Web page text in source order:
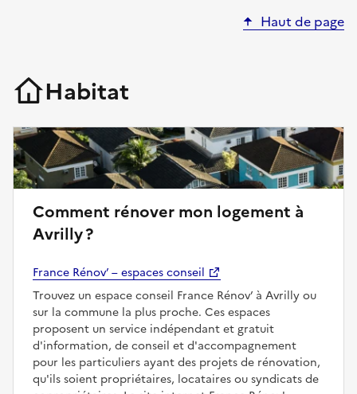
Haut de page
Habitat
Comment rénover mon logement à
Avrilly ?
France Rénov’ – espaces conseil
Trouvez un espace conseil France Rénov’ à Avrilly ou
sur la commune la plus proche. Ces espaces
proposent un service indépendant et gratuit
d'information, de conseil et d'accompagnement
pour les particuliers ayant des projets de rénovation,
qu'ils soient propriétaires, locataires ou syndicats de